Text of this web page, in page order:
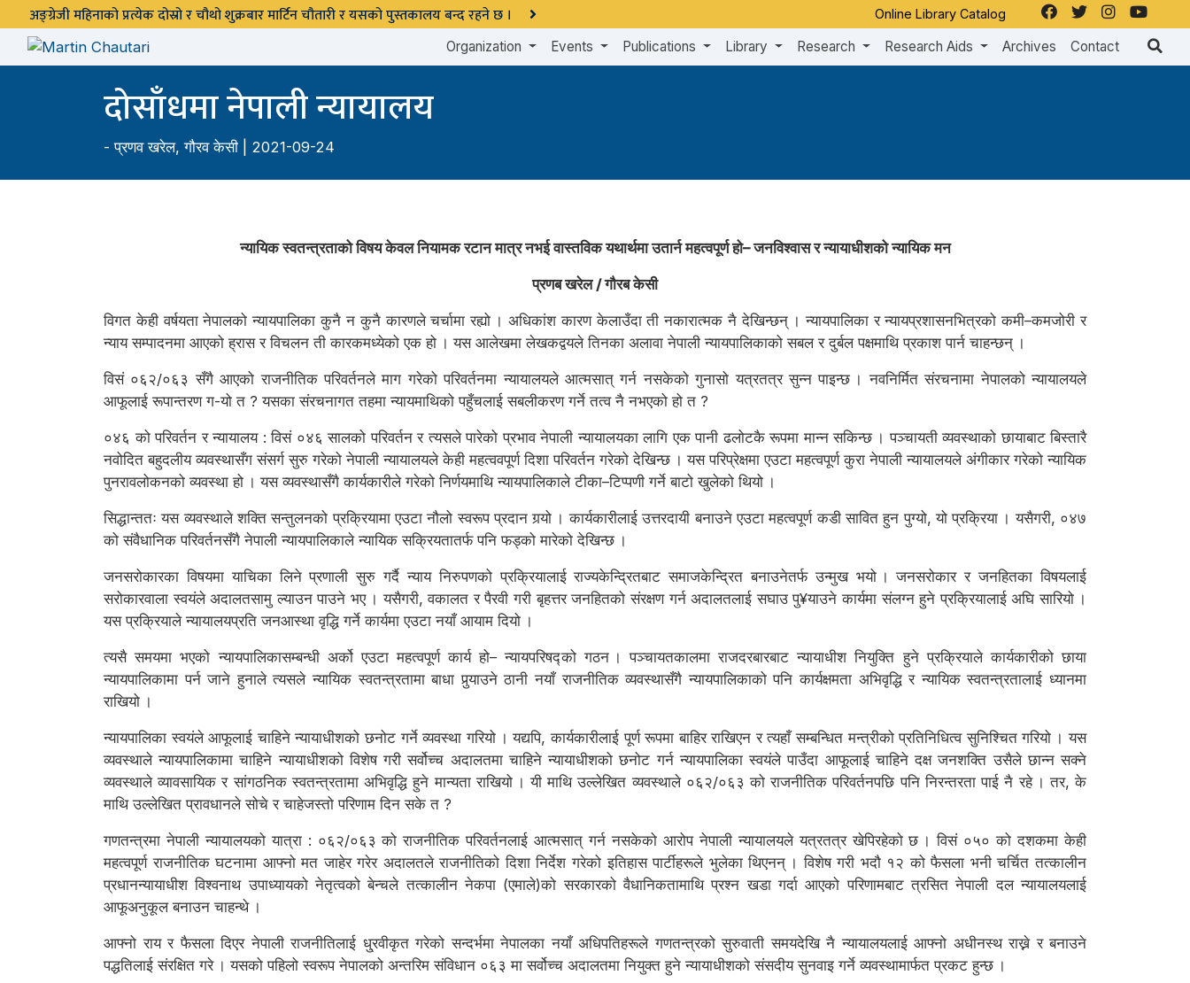
अङ्ग्रेजी महिनाको प्रत्येक दोस्रो र चौथो शुक्रबार मार्टिन चौतारी र यसको पुस्तकालय बन्द रहने छ । Online Library Catalog
Organization Events Publications Library Research Research Aids Archives Contact
दोसाँधमा नेपाली न्यायालय
-प्रणव खरेल,गौरव केसी | 2021-09-24
न्यायिक स्वतन्त्रताको विषय केवल नियामक रटान मात्र नभई वास्तविक यथार्थमा उतार्न महत्वपूर्ण हो– जनविश्वास र न्यायाधीशको न्यायिक मन
प्रणब खरेल / गौरब केसी
विगत केही वर्षयता नेपालको न्यायपालिका कुनै न कुनै कारणले चर्चामा रह्यो । अधिकांश कारण केलाउँदा ती नकारात्मक नै देखिन्छन् । न्यायपालिका र न्यायप्रशासनभित्रको कमी–कमजोरी र
न्याय सम्पादनमा आएको ह्रास र विचलन ती कारकमध्येको एक हो । यस आलेखमा लेखकद्वयले तिनका अलावा नेपाली न्यायपालिकाको सबल र दुर्बल पक्षमाथि प्रकाश पार्न चाहन्छन् ।
विसं ०६२/०६३ सँगै आएको राजनीतिक परिवर्तनले माग गरेको परिवर्तनमा न्यायालयले आत्मसात् गर्न नसकेको गुनासो यत्रतत्र सुन्न पाइन्छ । नवनिर्मित संरचनामा नेपालको न्यायालयले
आफूलाई रूपान्तरण ग-यो त ? यसका संरचनागत तहमा न्यायमाथिको पहुँचलाई सबलीकरण गर्ने तत्व नै नभएको हो त ?
०४६ को परिवर्तन र न्यायालय : विसं ०४६ सालको परिवर्तन र त्यसले पारेको प्रभाव नेपाली न्यायालयका लागि एक पानी ढलोटकै रूपमा मान्न सकिन्छ । पञ्चायती व्यवस्थाको छायाबाट बिस्तारै
नवोदित बहुदलीय व्यवस्थासँग संसर्ग सुरु गरेको नेपाली न्यायालयले केही महत्ववपूर्ण दिशा परिवर्तन गरेको देखिन्छ । यस परिप्रेक्षमा एउटा महत्वपूर्ण कुरा नेपाली न्यायालयले अंगीकार गरेको न्यायिक
पुनरावलोकनको व्यवस्था हो । यस व्यवस्थासँगै कार्यकारीले गरेको निर्णयमाथि न्यायपालिकाले टीका–टिप्पणी गर्ने बाटो खुलेको थियो ।
सिद्धान्ततः यस व्यवस्थाले शक्ति सन्तुलनको प्रक्रियामा एउटा नौलो स्वरूप प्रदान गर्‍यो । कार्यकारीलाई उत्तरदायी बनाउने एउटा महत्वपूर्ण कडी सावित हुन पुग्यो, यो प्रक्रिया । यसैगरी, ०४७
को संवैधानिक परिवर्तनसँगै नेपाली न्यायपालिकाले न्यायिक सक्रियतातर्फ पनि फड्को मारेको देखिन्छ ।
जनसरोकारका विषयमा याचिका लिने प्रणाली सुरु गर्दै न्याय निरुपणको प्रक्रियालाई राज्यकेन्द्रितबाट समाजकेन्द्रित बनाउनेतर्फ उन्मुख भयो । जनसरोकार र जनहितका विषयलाई
सरोकारवाला स्वयंले अदालतसामु ल्याउन पाउने भए । यसैगरी, वकालत र पैरवी गरी बृहत्तर जनहितको संरक्षण गर्न अदालतलाई सघाउ पु¥याउने कार्यमा संलग्न हुने प्रक्रियालाई अघि सारियो ।
यस प्रक्रियाले न्यायालयप्रति जनआस्था वृद्धि गर्ने कार्यमा एउटा नयाँ आयाम दियो ।
त्यसै समयमा भएको न्यायपालिकासम्बन्धी अर्को एउटा महत्वपूर्ण कार्य हो– न्यायपरिषद्को गठन । पञ्चायतकालमा राजदरबारबाट न्यायाधीश नियुक्ति हुने प्रक्रियाले कार्यकारीको छाया
न्यायपालिकामा पर्न जाने हुनाले त्यसले न्यायिक स्वतन्त्रतामा बाधा पुर्‍याउने ठानी नयाँ राजनीतिक व्यवस्थासँगै न्यायपालिकाको पनि कार्यक्षमता अभिवृद्धि र न्यायिक स्वतन्त्रतालाई ध्यानमा
राखियो ।
न्यायपालिका स्वयंले आफूलाई चाहिने न्यायाधीशको छनोट गर्ने व्यवस्था गरियो । यद्यपि, कार्यकारीलाई पूर्ण रूपमा बाहिर राखिएन र त्यहाँ सम्बन्धित मन्त्रीको प्रतिनिधित्व सुनिश्चित गरियो । यस
व्यवस्थाले न्यायपालिकामा चाहिने न्यायाधीशको विशेष गरी सर्वोच्च अदालतमा चाहिने न्यायाधीशको छनोट गर्न न्यायपालिका स्वयंले पाउँदा आफूलाई चाहिने दक्ष जनशक्ति उसैले छान्न सक्ने
व्यवस्थाले व्यावसायिक र सांगठनिक स्वतन्त्रतामा अभिवृद्धि हुने मान्यता राखियो । यी माथि उल्लेखित व्यवस्थाले ०६२/०६३ को राजनीतिक परिवर्तनपछि पनि निरन्तरता पाई नै रहे । तर, के
माथि उल्लेखित प्रावधानले सोचे र चाहेजस्तो परिणाम दिन सके त ?
गणतन्त्रमा नेपाली न्यायालयको यात्रा : ०६२/०६३ को राजनीतिक परिवर्तनलाई आत्मसात् गर्न नसकेको आरोप नेपाली न्यायालयले यत्रतत्र खेपिरहेको छ । विसं ०५० को दशकमा केही
महत्वपूर्ण राजनीतिक घटनामा आफ्नो मत जाहेर गरेर अदालतले राजनीतिको दिशा निर्देश गरेको इतिहास पार्टीहरूले भुलेका थिएनन् । विशेष गरी भदौ १२ को फैसला भनी चर्चित तत्कालीन
प्रधानन्यायाधीश विश्वनाथ उपाध्यायको नेतृत्वको बेन्चले तत्कालीन नेकपा (एमाले)को सरकारको वैधानिकतामाथि प्रश्न खडा गर्दा आएको परिणामबाट त्रसित नेपाली दल न्यायालयलाई
आफूअनुकूल बनाउन चाहन्थे ।
आफ्नो राय र फैसला दिएर नेपाली राजनीतिलाई धु्रवीकृत गरेको सन्दर्भमा नेपालका नयाँ अधिपतिहरूले गणतन्त्रको सुरुवाती समयदेखि नै न्यायालयलाई आफ्नो अधीनस्थ राख्ने र बनाउने
पद्धतिलाई संरक्षित गरे । यसको पहिलो स्वरूप नेपालको अन्तरिम संविधान ०६३ मा सर्वोच्च अदालतमा नियुक्त हुने न्यायाधीशको संसदीय सुनवाइ गर्ने व्यवस्थामार्फत प्रकट हुन्छ ।